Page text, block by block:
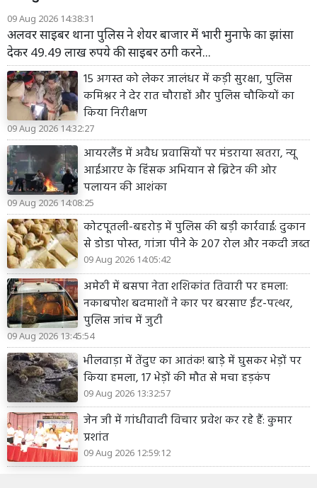
09 Aug 2026 14:38:31
अलवर साइबर थाना पुलिस ने शेयर बाजार में भारी मुनाफे का झांसा
देकर 49.49 लाख रुपये की साइबर ठगी करने...
15 अगस्त को लेकर जालंधर में कड़ी सुरक्षा, पुलिस
कमिश्नर ने देर रात चौराहों और पुलिस चौकियों का
किया निरीक्षण
09 Aug 2026 14:32:27
आयरलैंड में अवैध प्रवासियों पर मंडराया खतरा, न्यू
आईआरए के हिंसक अभियान से ब्रिटेन की ओर
पलायन की आशंका
09 Aug 2026 14:08:25
कोटपूतली-बहरोड़ में पुलिस की बड़ी कार्रवाई: दुकान
से डोडा पोस्त, गांजा पीने के 207 रोल और नकदी जब्त
09 Aug 2026 14:05:42
अमेठी में बसपा नेता शशिकांत तिवारी पर हमला:
नकाबपोश बदमाशों ने कार पर बरसाए ईंट-पत्थर,
पुलिस जांच में जुटी
09 Aug 2026 13:45:54
भीलवाड़ा में तेंदुए का आतंक! बाड़े में घुसकर भेड़ों पर
किया हमला, 17 भेड़ों की मौत से मचा हड़कंप
09 Aug 2026 13:32:57
जेन जी में गांधीवादी विचार प्रवेश कर रहे हैं: कुमार
प्रशांत
09 Aug 2026 12:59:12